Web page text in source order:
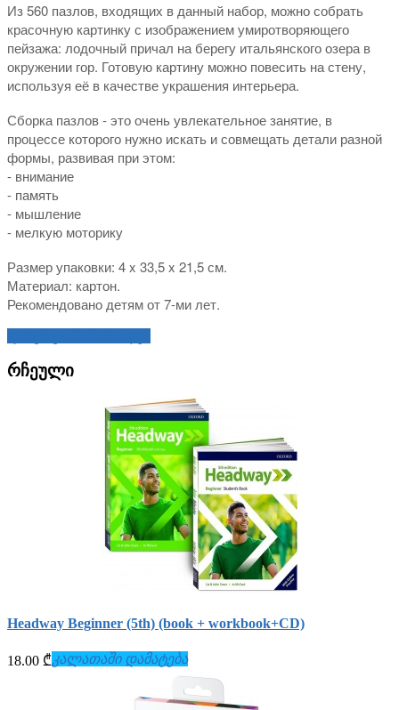
Из 560 пазлов, входящих в данный набор, можно собрать
красочную картинку с изображением умиротворяющего
пейзажа: лодочный причал на берегу итальянского озера в
окружении гор. Готовую картину можно повесить на стену,
используя её в качестве украшения интерьера.
Сборка пазлов - это очень увлекательное занятие, в
процессе которого нужно искать и совмещать детали разной
формы, развивая при этом:
- внимание
- память
- мышление
- мелкую моторику
Размер упаковки: 4 x 33,5 x 21,5 см.
Материал: картон.
Рекомендовано детям от 7-ми лет.
რჩეული
Headway Beginner (5th) (book + workbook+СD)
18.00 ₾კალათაში დამატება